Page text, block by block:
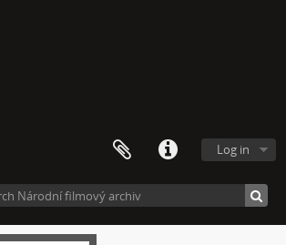
Log in
soutěžní výběry experimentálního filmu a videoartu
Beyond Anachronism: Eons of the Binary (Film)